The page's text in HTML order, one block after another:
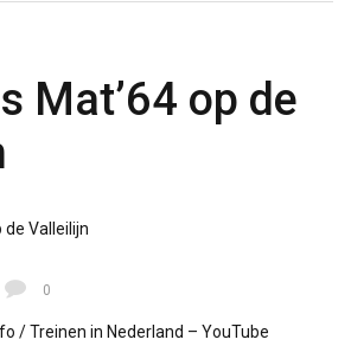
Mat’64 op de
0
/ Treinen in Nederland – YouTube